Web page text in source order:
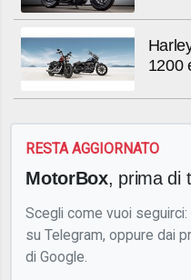
1200
RESTA AGGIORNATO
MotorBox, prima di
Scegli come vuoi
su Telegram, oppure dai
di Google.